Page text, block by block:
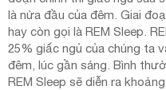
là nửa đầu của đêm. Giai
hay còn gọi là REM Sleep.
25% giấc ngủ của chúng ta
đêm, lúc gần sáng. Bình
REM Sleep sẽ diễn ra